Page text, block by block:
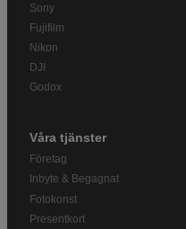
Sony
Fujifilm
Nikon
DJI
Godox
Våra tjänster
Företag
Inbyte & Begagnat
Fotokonst
Presentkort